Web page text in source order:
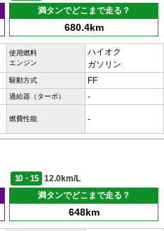
満タンでどこまで走る？
680.4km
使用燃料
エンジン
ハイオク
ガソリン
駆動方式 FF
過給器（ターボ） -
燃費性能 -
10・15
12.0km/L
満タンでどこまで走る？
648km